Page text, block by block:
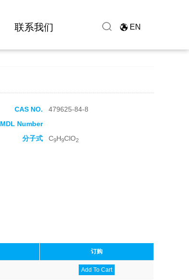
联系我们 EN
CAS NO.
479625-84-8
MDL Number
分子式 C9H9ClO2
订购
Add To Cart